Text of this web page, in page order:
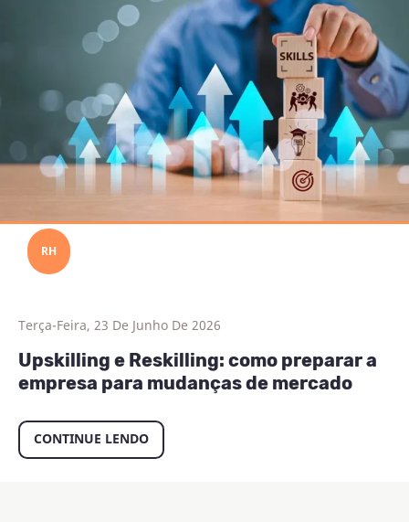
RH
Terça-Feira, 23 De Junho De 2026
Upskilling e Reskilling: como preparar a
empresa para mudanças de mercado
CONTINUE LENDO